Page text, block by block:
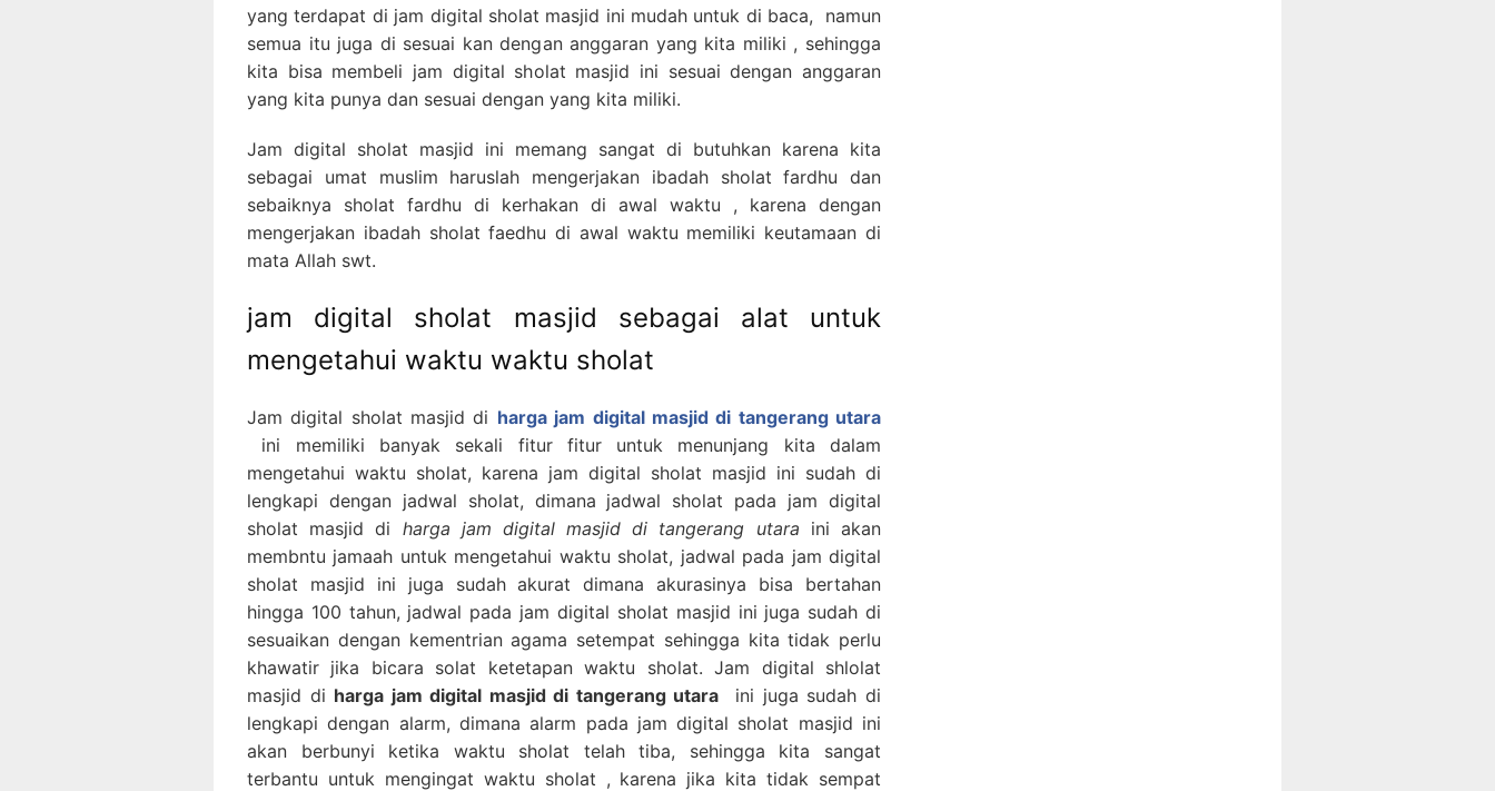
yang terdapat di jam digital sholat masjid ini mudah untuk di baca, namun
semua itu juga di sesuai kan dengan anggaran yang kita miliki , sehingga
kita bisa membeli jam digital sholat masjid ini sesuai dengan anggaran
yang kita punya dan sesuai dengan yang kita miliki.
Jam digital sholat masjid ini memang sangat di butuhkan karena kita
sebagai umat muslim haruslah mengerjakan ibadah sholat fardhu dan
sebaiknya sholat fardhu di kerhakan di awal waktu , karena dengan
mengerjakan ibadah sholat faedhu di awal waktu memiliki keutamaan di
mata Allah swt.
jam digital sholat masjid sebagai alat untuk
mengetahui waktu waktu sholat
Jam digital sholat masjid di harga jam digital masjid di tangerang utara
ini memiliki banyak sekali fitur fitur untuk menunjang kita dalam
mengetahui waktu sholat, karena jam digital sholat masjid ini sudah di
lengkapi dengan jadwal sholat, dimana jadwal sholat pada jam digital
sholat masjid di harga jam digital masjid di tangerang utara ini akan
membntu jamaah untuk mengetahui waktu sholat, jadwal pada jam digital
sholat masjid ini juga sudah akurat dimana akurasinya bisa bertahan
hingga 100 tahun, jadwal pada jam digital sholat masjid ini juga sudah di
sesuaikan dengan kementrian agama setempat sehingga kita tidak perlu
khawatir jika bicara solat ketetapan waktu sholat. Jam digital shlolat
masjid di harga jam digital masjid di tangerang utara ini juga sudah di
lengkapi dengan alarm, dimana alarm pada jam digital sholat masjid ini
akan berbunyi ketika waktu sholat telah tiba, sehingga kita sangat
terbantu untuk mengingat waktu sholat , karena jika kita tidak sempat